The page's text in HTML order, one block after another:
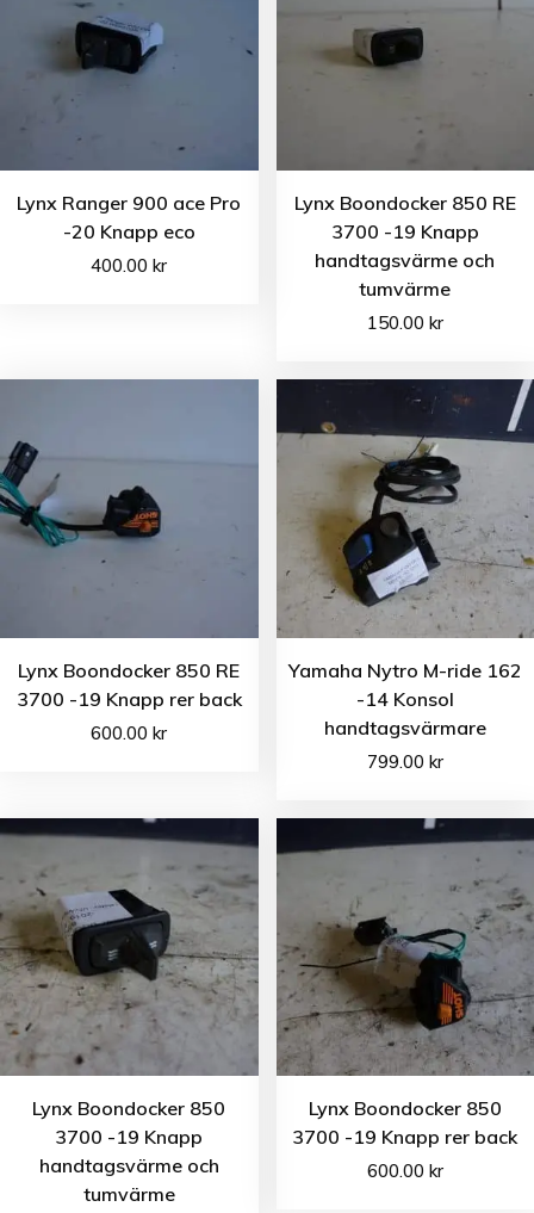
Lynx Ranger 900 ace Pro
-20 Knapp eco
400.00kr
Lynx Boondocker 850 RE
3700 -19 Knapp
handtagsvärme och
tumvärme
150.00 kr
Lynx Boondocker 850 RE
3700 -19 Knapp rer back
600.00kr
Yamaha Nytro M-ride 162
-14 Konsol
handtagsvärmare
799.00 kr
Lynx Boondocker 850
3700 -19 Knapp
handtagsvärme och
tumvärme
Lynx Boondocker 850
3700 -19 Knapp rer back
600.00 kr